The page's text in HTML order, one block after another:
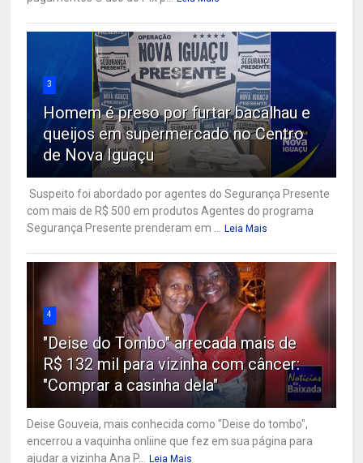
3
Homem é preso por furtar bacalhau e
queijos em supermercado no Centro
de Nova Iguaçu
Suspeito foi abordado por agentes do Segurança Presente
com mais de R$ 500 em produtos Agentes do programa
Segurança Presente prenderam em ...
Leia Mais
4
"Deise do Tombo" arrecada mais de
R$ 132 mil para vizinha com câncer:
"Comprar a casinha dela"
Deise Gouveia, mais conhecida como "Deise do tombo",
encerrou a vaquinha onliine que fez em sua página para
ajudar a vizinha Ana P...
Leia Mais